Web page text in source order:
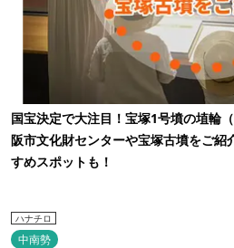
国宝決定で大注目！宝塚1号墳の埴輪
阪市文化財センターや宝塚古墳をご紹
すめスポットも！
ハナチロ
中南勢